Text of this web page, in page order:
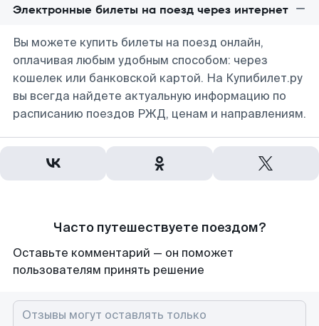
Электронные билеты на поезд через интернет
Вы можете купить билеты на поезд онлайн,
оплачивая любым удобным способом: через
кошелек или банковской картой. На Купибилет.ру
вы всегда найдете актуальную информацию по
расписанию поездов РЖД, ценам и направлениям.
Часто путешествуете поездом?
Оставьте комментарий — он поможет
пользователям принять решение